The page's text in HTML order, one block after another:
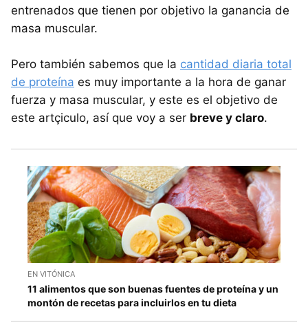
entrenados que tienen por objetivo la ganancia de
masa muscular.
Pero también sabemos que la cantidad diaria total
de proteína es muy importante a la hora de ganar
fuerza y masa muscular, y este es el objetivo de
este artçiculo, así que voy a ser breve y claro.
EN VITÓNICA
11 alimentos que son buenas fuentes de proteína y un
montón de recetas para incluirlos en tu dieta